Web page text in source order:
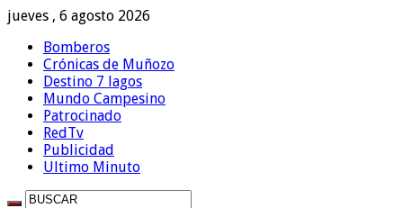
jueves , 6 agosto 2026
Bomberos
Crónicas de Muñozo
Destino 7 lagos
Mundo Campesino
Patrocinado
RedTv
Publicidad
Ultimo Minuto